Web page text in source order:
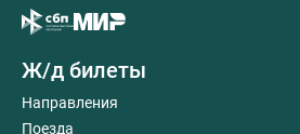
Ж/д билеты
Направления
Поезда